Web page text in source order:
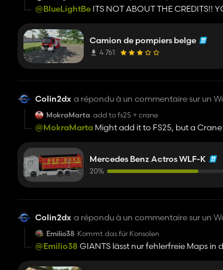
@BlueLightBe ITS NOT ABOUT THE CREDITS!!
Camion de pompiers belge
4 761
Colin2dx a répondu à un commentaire sur un
MokraMarta add to fs25 + crane
@MokraMarta Might add it to FS25, but a
Mercedes Benz Actros WLF-K
20%
Colin2dx a répondu à un commentaire sur un
Emilio38 Kommt das für Konsolen
@Emilio38 GIANTS lässt nur fehlerfreie Maps in